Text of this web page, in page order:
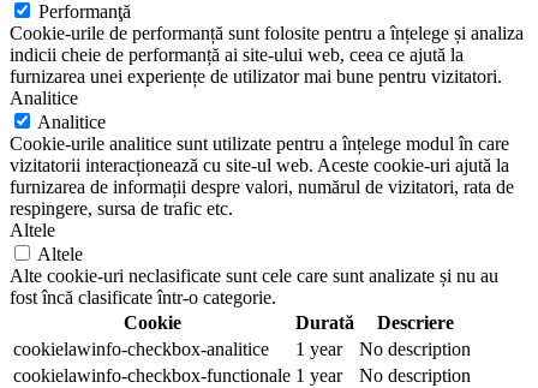
Performanţă
Cookie-urile de performanță sunt folosite pentru a înțelege și analiza
indicii cheie de performanță ai site-ului web, ceea ce ajută la
furnizarea unei experiențe de utilizator mai bune pentru vizitatori.
Analitice
Analitice
Cookie-urile analitice sunt utilizate pentru a înțelege modul în care
vizitatorii interacționează cu site-ul web. Aceste cookie-uri ajută la
furnizarea de informații despre valori, numărul de vizitatori, rata de
respingere, sursa de trafic etc.
Altele
Altele
Alte cookie-uri neclasificate sunt cele care sunt analizate și nu au
fost încă clasificate într-o categorie.
Cookie
Durată
Descriere
cookielawinfo-checkbox-analitice
1 year
No description
cookielawinfo-checkbox-functionale 1 year
No description